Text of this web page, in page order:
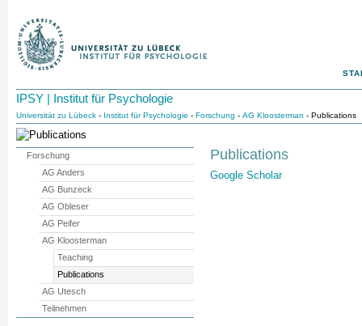
IPSY | Institut für Psychologie
Universität zu Lübeck - Institut für Psychologie - Forschung - AG Kloosterman - Publications
Publications
Google Scholar
Forschung
AG Anders
AG Bunzeck
AG Obleser
AG Peifer
AG Kloosterman
Teaching
Publications
AG Utesch
Teilnehmen